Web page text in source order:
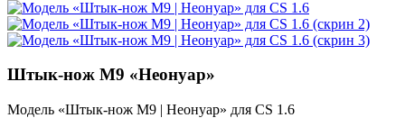
Штык-нож M9 «Неонуар»
Модель «Штык-нож M9 | Неонуар» для CS 1.6